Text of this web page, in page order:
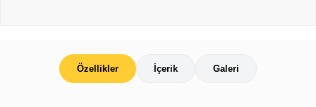
Özellikler İçerik Galeri